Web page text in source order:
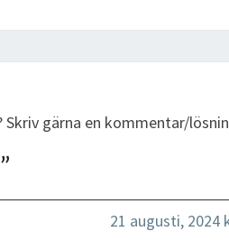
gärna en kommentar/
”
21 augusti, 2024